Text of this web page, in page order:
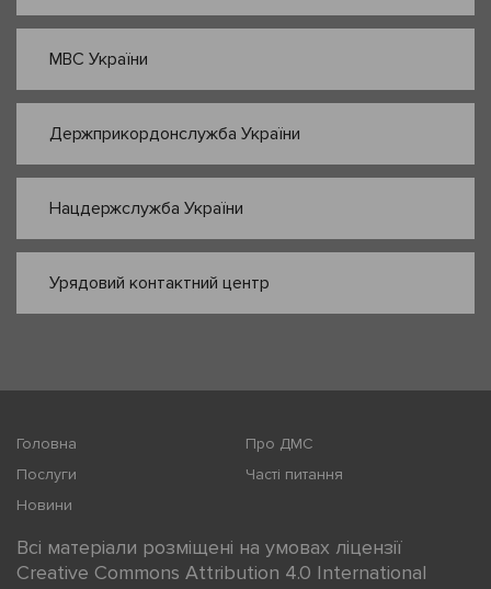
МВС України
Держприкордонслужба України
Нацдержслужба України
Урядовий контактний центр
Головна
Про ДМС
Послуги
Часті питання
Новини
Всі матеріали розміщені на умовах ліцензії
Creative Commons Attribution 4.0 International